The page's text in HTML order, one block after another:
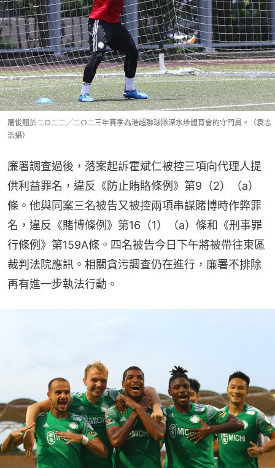
屠俊翹於二○二二╱二○二三年賽季為港超聯球隊深水埗體育會的守門員。（袁志
浩攝）
廉署調查過後，落案起訴霍斌仁被控三項向代理人提
供利益罪名，違反《防止賄賂條例》第9（2）（a）
條。他與同案三名被告又被控兩項串謀賭博時作弊罪
名，違反《賭博條例》第16（1）（a）條和《刑事罪
行條例》第159A條。四名被告今日下午將被帶往東區
裁判法院應訊。相關貪污調查仍在進行，廉署不排除
再有進一步執法行動。